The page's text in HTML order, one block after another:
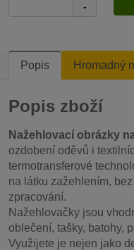
-
Popis Hromadný
Popis zboží
Nažehlovací obrázky
ozdobení oděvů i
termotransferové
na látku zažehlením,
zpracování.
Nažehlovačky jsou
oblečení, tašky, batohy,
Využijete je nejen jako